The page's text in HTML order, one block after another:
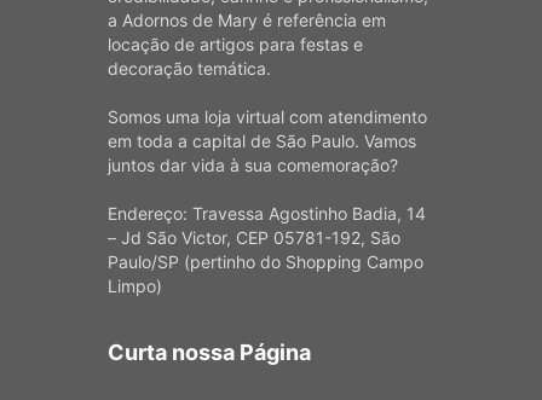
a Adornos de Mary é referência em
locação de artigos para festas e
decoração temática.
Somos uma loja virtual com atendimento
em toda a capital de São Paulo. Vamos
juntos dar vida à sua comemoração?
Endereço: Travessa Agostinho Badia, 14
– Jd São Victor, CEP 05781-192, São
Paulo/SP (pertinho do Shopping Campo
Limpo)
Curta nossa Página